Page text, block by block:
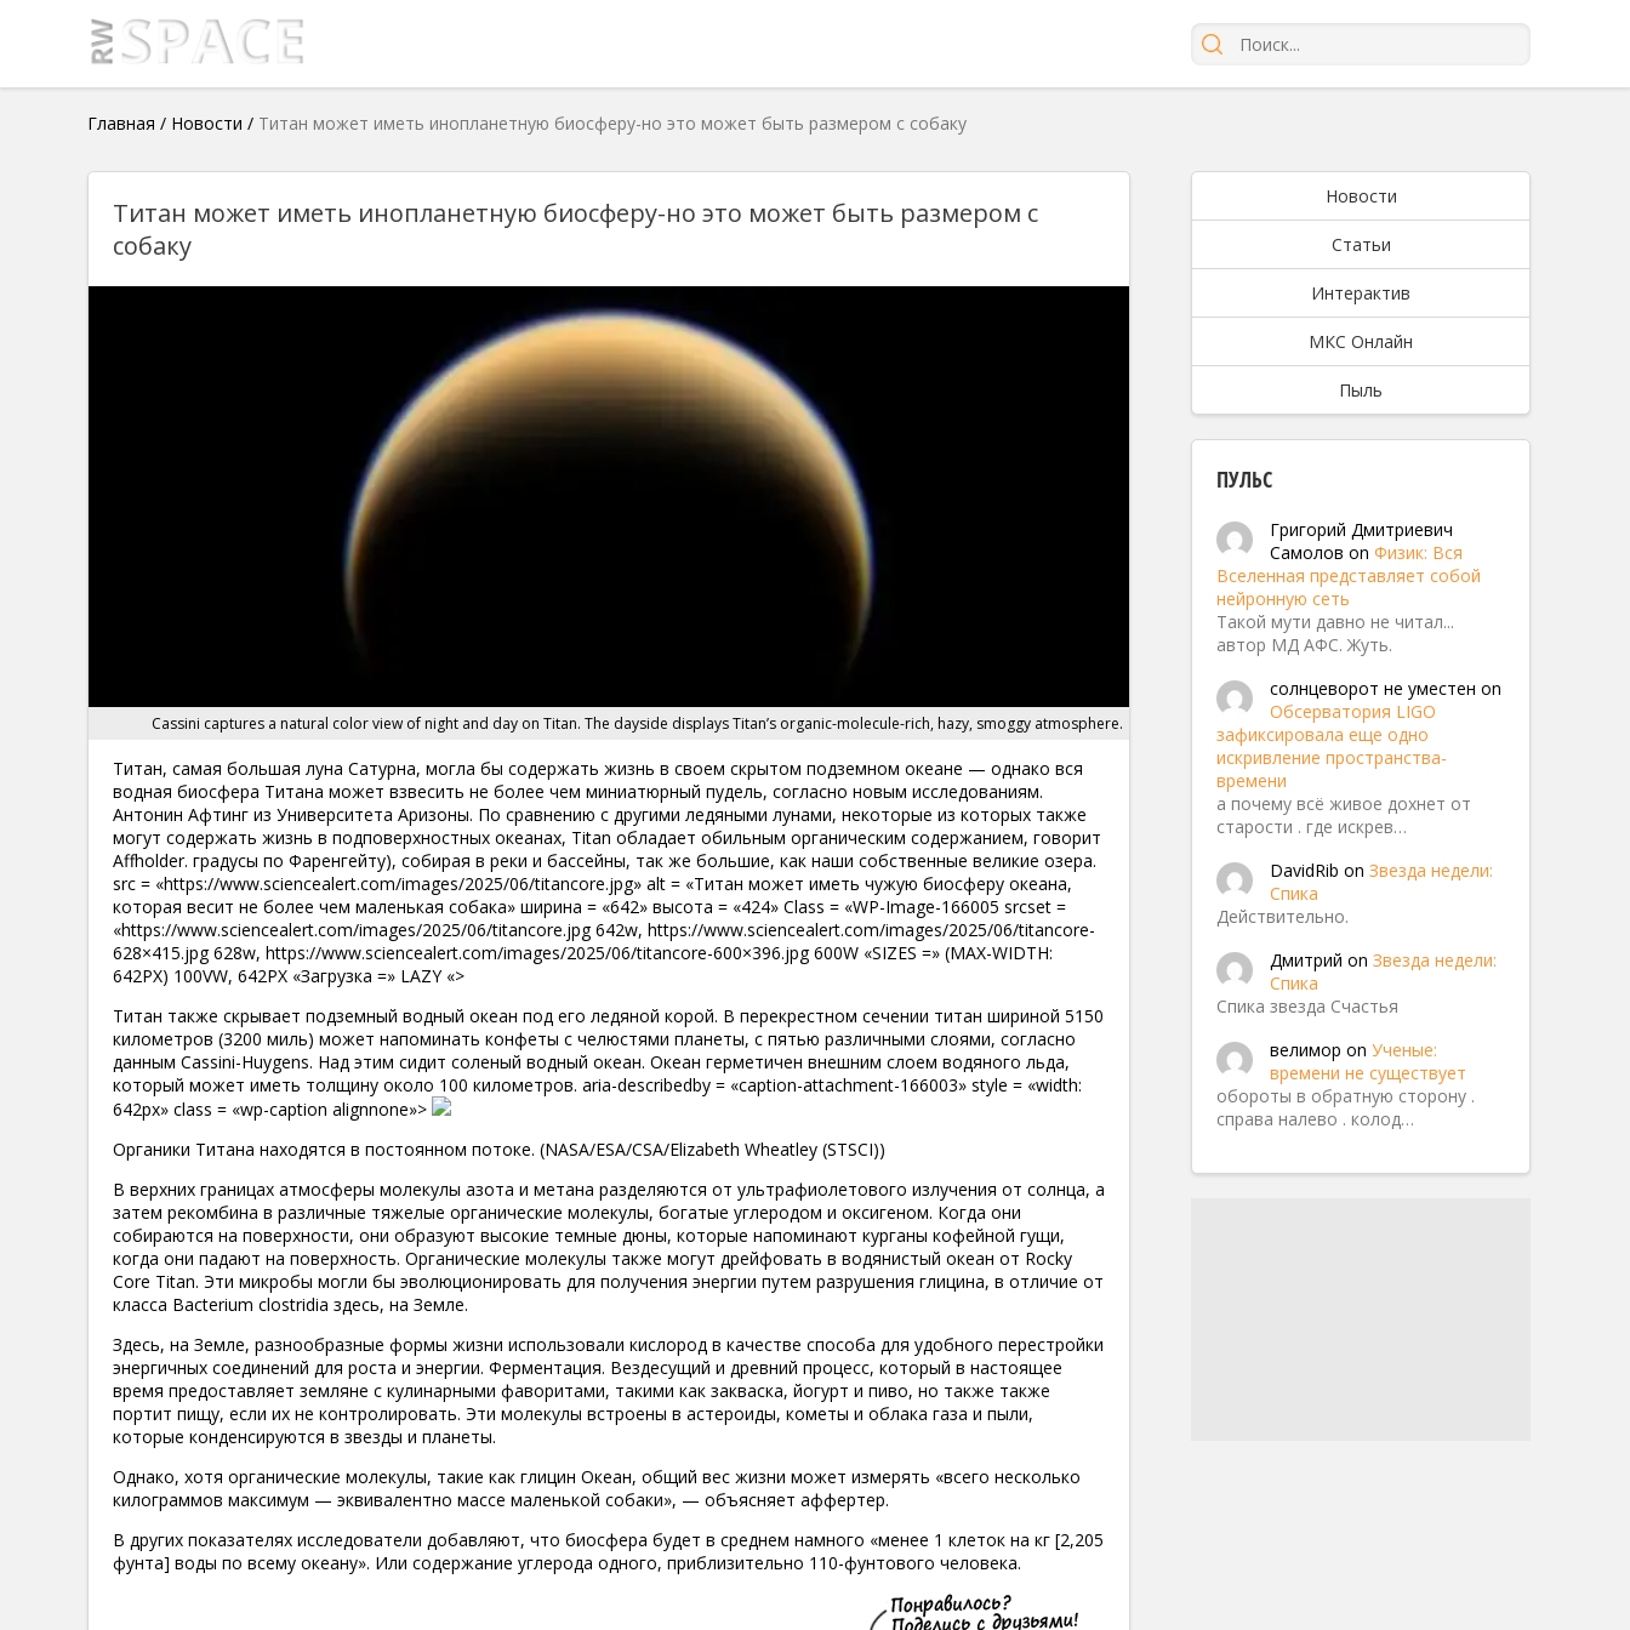
Главная / Новости / Титан может иметь инопланетную биосферу-но это может быть размером с собаку
Титан может иметь инопланетную биосферу-но это может быть размером с
собаку
Cassini captures a natural color view of night and day on Titan. The dayside displays Titan’s organic-molecule-rich, hazy, smoggy atmosphere.
Титан, самая большая луна Сатурна, могла бы содержать жизнь в своем скрытом подземном океане — однако вся
водная биосфера Титана может взвесить не более чем миниатюрный пудель, согласно новым исследованиям.
Антонин Афтинг из Университета Аризоны. По сравнению с другими ледяными лунами, некоторые из которых также
могут содержать жизнь в подповерхностных океанах, Titan обладает обильным органическим содержанием, говорит
Affholder. градусы по Фаренгейту), собирая в реки и бассейны, так же большие, как наши собственные великие озера.
src = «https://www.sciencealert.com/images/2025/06/titancore.jpg» alt = «Титан может иметь чужую биосферу океана,
которая весит не более чем маленькая собака» ширина = «642» высота = «424» Class = «WP-Image-166005 srcset =
«https://www.sciencealert.com/images/2025/06/titancore.jpg 642w, https://www.sciencealert.com/images/2025/06/titancore-
628×415.jpg 628w, https://www.sciencealert.com/images/2025/06/titancore-600×396.jpg 600W «SIZES =» (MAX-WIDTH:
642PX) 100VW, 642PX «Загрузка =» LAZY «>
Титан также скрывает подземный водный океан под его ледяной корой. В перекрестном сечении титан шириной 5150
километров (3200 миль) может напоминать конфеты с челюстями планеты, с пятью различными слоями, согласно
данным Cassini-Huygens. Над этим сидит соленый водный океан. Океан герметичен внешним слоем водяного льда,
который может иметь толщину около 100 километров. aria-describedby = «caption-attachment-166003» style = «width:
642px» class = «wp-caption alignnone»>
Органики Титана находятся в постоянном потоке. (NASA/ESA/CSA/Elizabeth Wheatley (STSCI))
В верхних границах атмосферы молекулы азота и метана разделяются от ультрафиолетового излучения от солнца, а
затем рекомбина в различные тяжелые органические молекулы, богатые углеродом и оксигеном. Когда они
собираются на поверхности, они образуют высокие темные дюны, которые напоминают курганы кофейной гущи,
когда они падают на поверхность. Органические молекулы также могут дрейфовать в водянистый океан от Rocky
Core Titan. Эти микробы могли бы эволюционировать для получения энергии путем разрушения глицина, в отличие от
класса Bacterium clostridia здесь, на Земле.
Здесь, на Земле, разнообразные формы жизни использовали кислород в качестве способа для удобного перестройки
энергичных соединений для роста и энергии. Ферментация. Вездесущий и древний процесс, который в настоящее
время предоставляет земляне с кулинарными фаворитами, такими как закваска, йогурт и пиво, но также также
портит пищу, если их не контролировать. Эти молекулы встроены в астероиды, кометы и облака газа и пыли,
которые конденсируются в звезды и планеты.
Однако, хотя органические молекулы, такие как глицин Океан, общий вес жизни может измерять «всего несколько
килограммов максимум — эквивалентно массе маленькой собаки», — объясняет аффертер.
В других показателях исследователи добавляют, что биосфера будет в среднем намного «менее 1 клеток на кг [2,205
фунта] воды по всему океану». Или содержание углерода одного, приблизительно 110-фунтового человека.
Новости
Статьи
Интерактив
МКС Онлайн
Пыль
ПУЛЬС
Григорий Дмитриевич
Самолов on Физик: Вся
Вселенная представляет собой
нейронную сеть
Такой мути давно не читал...
автор МД АФС. Жуть.
солнцеворот не уместен on
Обсерватория LIGO
зафиксировала еще одно
искривление пространства-
времени
а почему всё живое дохнет от
старости . где искрев…
DavidRib on Звезда недели:
Спика
Действительно.
Дмитрий on Звезда недели:
Спика
Спика звезда Счастья
велимор on Ученые:
времени не существует
обороты в обратную сторону .
справа налево . колод…